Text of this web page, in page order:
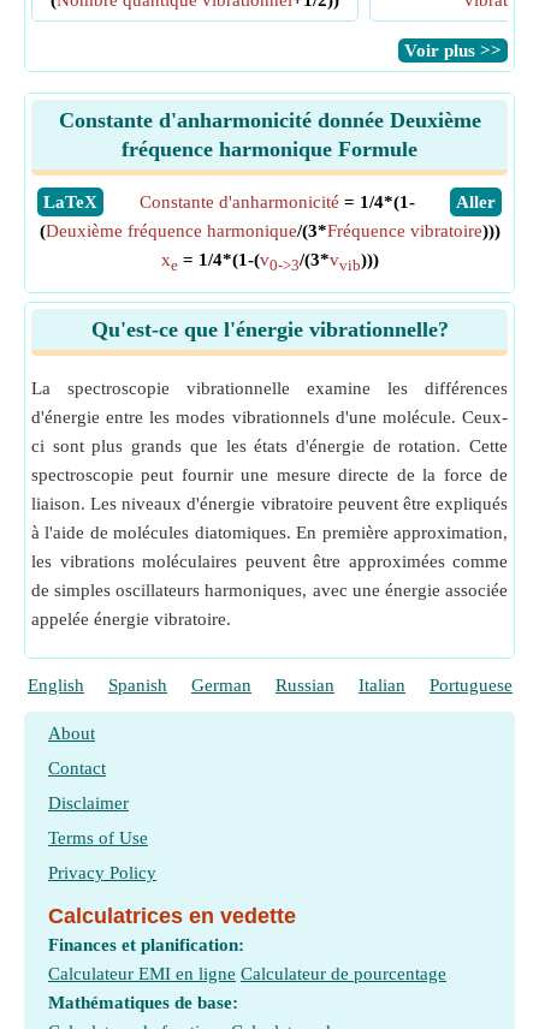
​Voir plus >>
Constante d'anharmonicité donnée Deuxième
fréquence harmonique Formule
​LaTeX ​Aller
Constante d'anharmonicité = 1/4*(1-
(Deuxième fréquence harmonique/(3*Fréquence vibratoire)))
xe = 1/4*(1-(v0->3/(3*vvib)))
Qu'est-ce que l'énergie vibrationnelle?
La spectroscopie vibrationnelle examine les différences
d'énergie entre les modes vibrationnels d'une molécule. Ceux-
ci sont plus grands que les états d'énergie de rotation. Cette
spectroscopie peut fournir une mesure directe de la force de
liaison. Les niveaux d'énergie vibratoire peuvent être expliqués
à l'aide de molécules diatomiques. En première approximation,
les vibrations moléculaires peuvent être approximées comme
de simples oscillateurs harmoniques, avec une énergie associée
appelée énergie vibratoire.
English Spanish German Russian Italian Portuguese
About
Contact
Disclaimer
Terms of Use
Privacy Policy
Calculatrices en vedette
Finances et planification:
Calculateur EMI en ligne Calculateur de pourcentage
Mathématiques de base: